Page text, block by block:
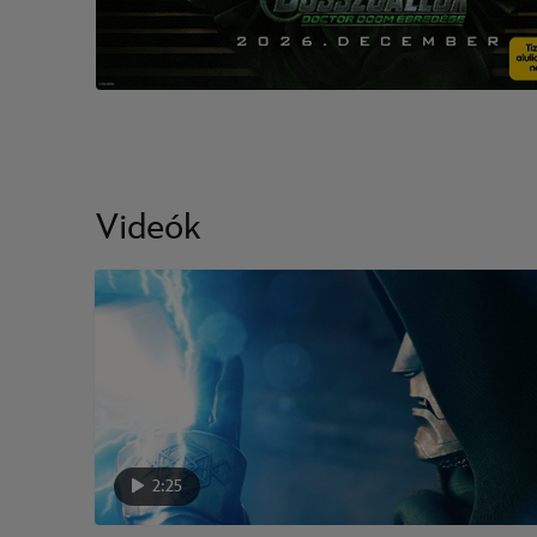
Videók
2:25